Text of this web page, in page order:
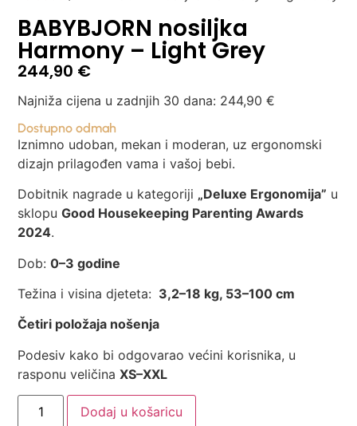
BABYBJORN nosiljka
Harmony – Light Grey
244,90 €
Najniža cijena u zadnjih 30 dana: 244,90€
Dostupno odmah
Iznimno udoban, mekan i moderan, uz ergonomski
dizajn prilagođen vama i vašoj bebi.
Dobitnik nagrade u kategoriji „Deluxe Ergonomija” u
sklopuGood Housekeeping Parenting Awards
2024.
Dob:0–3 godine
Težina i visina djeteta: 3,2–18 kg, 53–100 cm
Četiri položaja nošenja
Podesiv kako bi odgovarao većini korisnika, u
rasponu veličinaXS–XXL
Dodaj u košaricu